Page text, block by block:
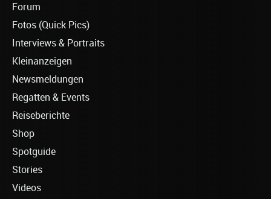
Forum
Fotos (Quick Pics)
Interviews & Portraits
Kleinanzeigen
Newsmeldungen
Regatten & Events
Reiseberichte
Shop
Spotguide
Stories
Videos